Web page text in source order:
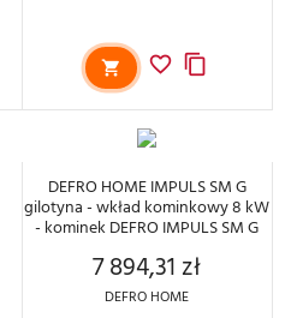
DEFRO HOME IMPULS SM G
gilotyna - wkład kominkowy 8 kW
- kominek DEFRO IMPULS SM G
Cena
7 894,31 zł
DEFRO HOME